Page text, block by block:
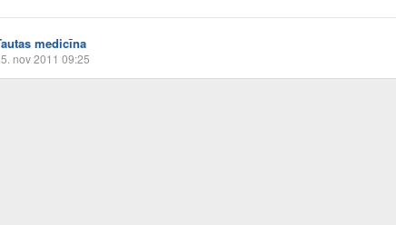
medicīna
nov 2011 09:25